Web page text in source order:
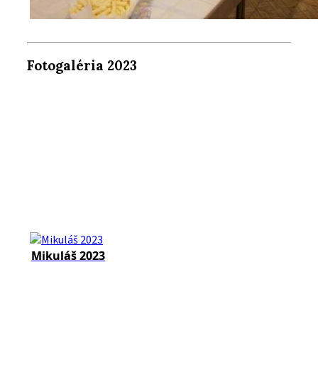
Fotogaléria 2023
Mikuláš 2023